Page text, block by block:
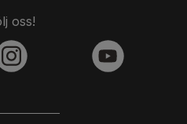
oss!
instagram youtube